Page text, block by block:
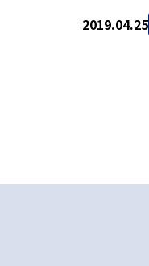
2019.04.25